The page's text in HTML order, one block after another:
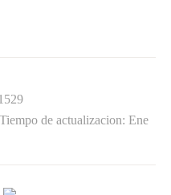
de actualizacion: Ene